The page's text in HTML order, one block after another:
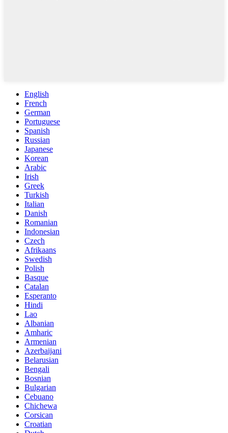
English
French
German
Portuguese
Spanish
Russian
Japanese
Korean
Arabic
Irish
Greek
Turkish
Italian
Danish
Romanian
Indonesian
Czech
Afrikaans
Swedish
Polish
Basque
Catalan
Esperanto
Hindi
Lao
Albanian
Amharic
Armenian
Azerbaijani
Belarusian
Bengali
Bosnian
Bulgarian
Cebuano
Chichewa
Corsican
Croatian